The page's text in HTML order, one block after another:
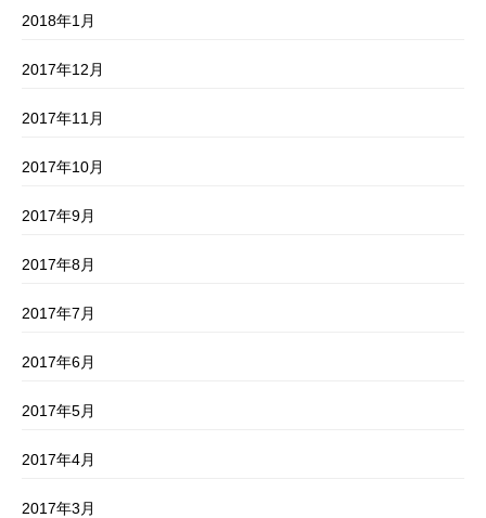
2018年1月
2017年12月
2017年11月
2017年10月
2017年9月
2017年8月
2017年7月
2017年6月
2017年5月
2017年4月
2017年3月